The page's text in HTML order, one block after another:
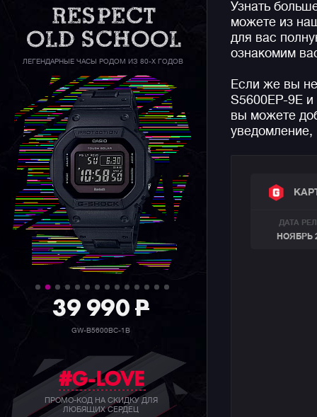
ЛЕГЕНДАРНЫЕ ЧАСЫ РОДОМ ИЗ 80-Х ГОДОВ
39 990P
GW-B5600BC-1B
#G-LOVE
ПРОМО-КОД НА СКИДКУ ДЛЯ
ЛЮБЯЩИХ СЕРДЕЦ
Узнать
можете из
для вас
ознакомим
Если же вы
S5600EP-9E
вы можете
уведомление,
ДАТА
НОЯБРЬ